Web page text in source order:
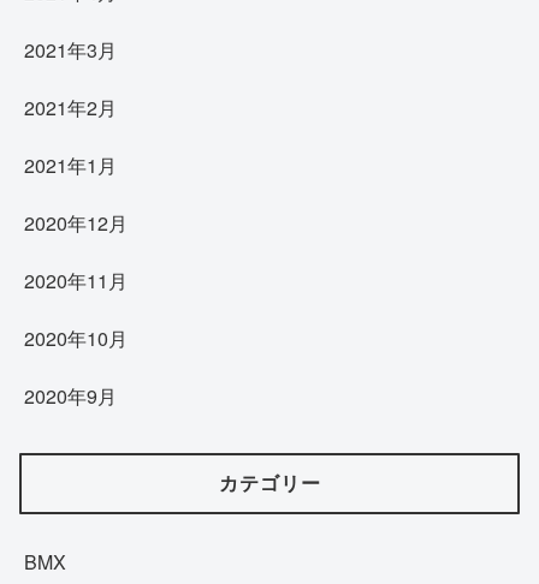
2021年3月
2021年2月
2021年1月
2020年12月
2020年11月
2020年10月
2020年9月
カテゴリー
BMX